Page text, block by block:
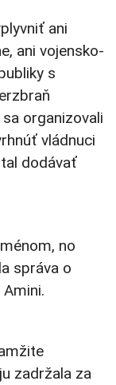
ani
ani vojensko-
s
organizovali
vládnuci
dodávať
no
správa o
zadržala za